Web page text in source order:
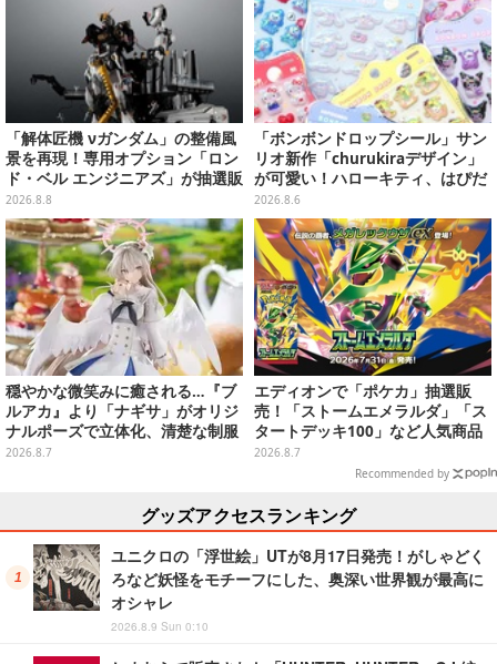
「解体匠機 νガンダム」の整備風
景を再現！専用オプション「ロン
ド・ベル エンジニアズ」が抽選販
売
2026.8.8
「ボンボンドロップシール」サン
リオ新作「churukiraデザイン」
が可愛い！ハローキティ、はぴだ
んぶいなど全8種類が順次展開
2026.8.6
穏やかな微笑みに癒される…『ブ
ルアカ』より「ナギサ」がオリジ
ナルポーズで立体化、清楚な制服
は白の彩色にこだわり
2026.8.7
エディオンで「ポケカ」抽選販
売！「ストームエメラルダ」「ス
タートデッキ100」など人気商品
が対象
2026.8.7
Recommended by
グッズアクセスランキング
ユニクロの「浮世絵」UTが8月17日発売！がしゃどく
ろなど妖怪をモチーフにした、奥深い世界観が最高に
オシャレ
2026.8.9 Sun 0:10